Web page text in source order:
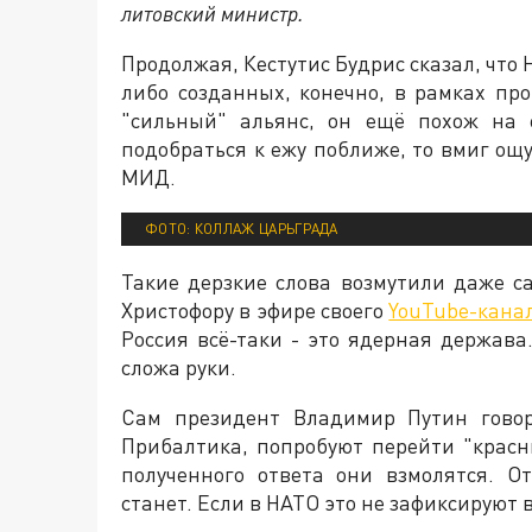
литовский министр.
Продолжая, Кестутис Будрис сказал,
либо созданных, конечно, в рамках
"сильный" альянс, он ещё похож на
подобраться к ежу поближе, то вмиг
МИД.
ФОТО: КОЛЛАЖ ЦАРЬГРАДА
Такие дерзкие слова возмутили даже
Христофору в эфире своегоYouTube-
Россия всё-таки - это ядерная
сложа руки.
Сам президент Владимир Путин
Прибалтика, попробуют перейти
полученного ответа они взмолятся.
станет. Если в НАТО это не зафиксируют